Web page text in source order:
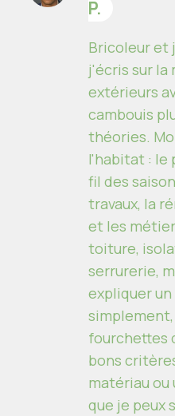
P.
Bricoleur et
j'écris sur la
extérieurs
cambouis
théories.
l'habitat : le
fil des
travaux, la
et les
toiture,
serrurerie,
expliquer
fourchettes
bons
matériau ou
que je peux